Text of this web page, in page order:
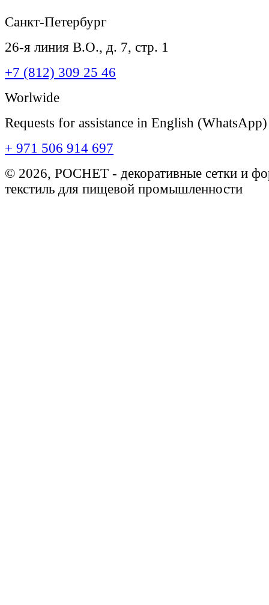
Санкт-Петербург
26-я линия В.О., д. 7, стр. 1
+7 (812) 309 25 46
Worlwide
Requests for assistance in English (WhatsApp)
+ 971 506 914 697
© 2026, РОСНЕТ - декоративные сетки и
текстиль для пищевой промышленности